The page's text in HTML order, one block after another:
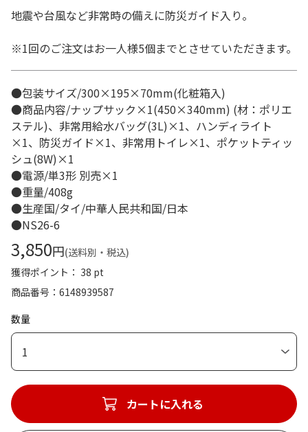
地震や台風など非常時の備えに防災ガイド入り。
※1回のご注文はお一人様5個までとさせていただきます。
●包装サイズ/300×195×70mm(化粧箱入)
●商品内容/ナップサック×1(450×340mm) (材：ポリエ
ステル)、非常用給水バッグ(3L)×1、ハンディライト
×1、防災ガイド×1、非常用トイレ×1、ポケットティッ
シュ(8W)×1
●電源/単3形 別売×1
●重量/408g
●生産国/タイ/中華人民共和国/日本
●NS26-6
3,850円(送料別・税込)
獲得ポイント： 38 pt
商品番号
6148939587
数量
1
カートに入れる